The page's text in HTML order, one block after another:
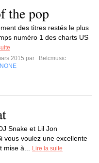
the pop
des titres restés le plus
numéro 1 des charts US
2015 par
Betcmusic
NONE
Snake et Lil Jon
vous voulez une excellente
mise à...
Lire la suite